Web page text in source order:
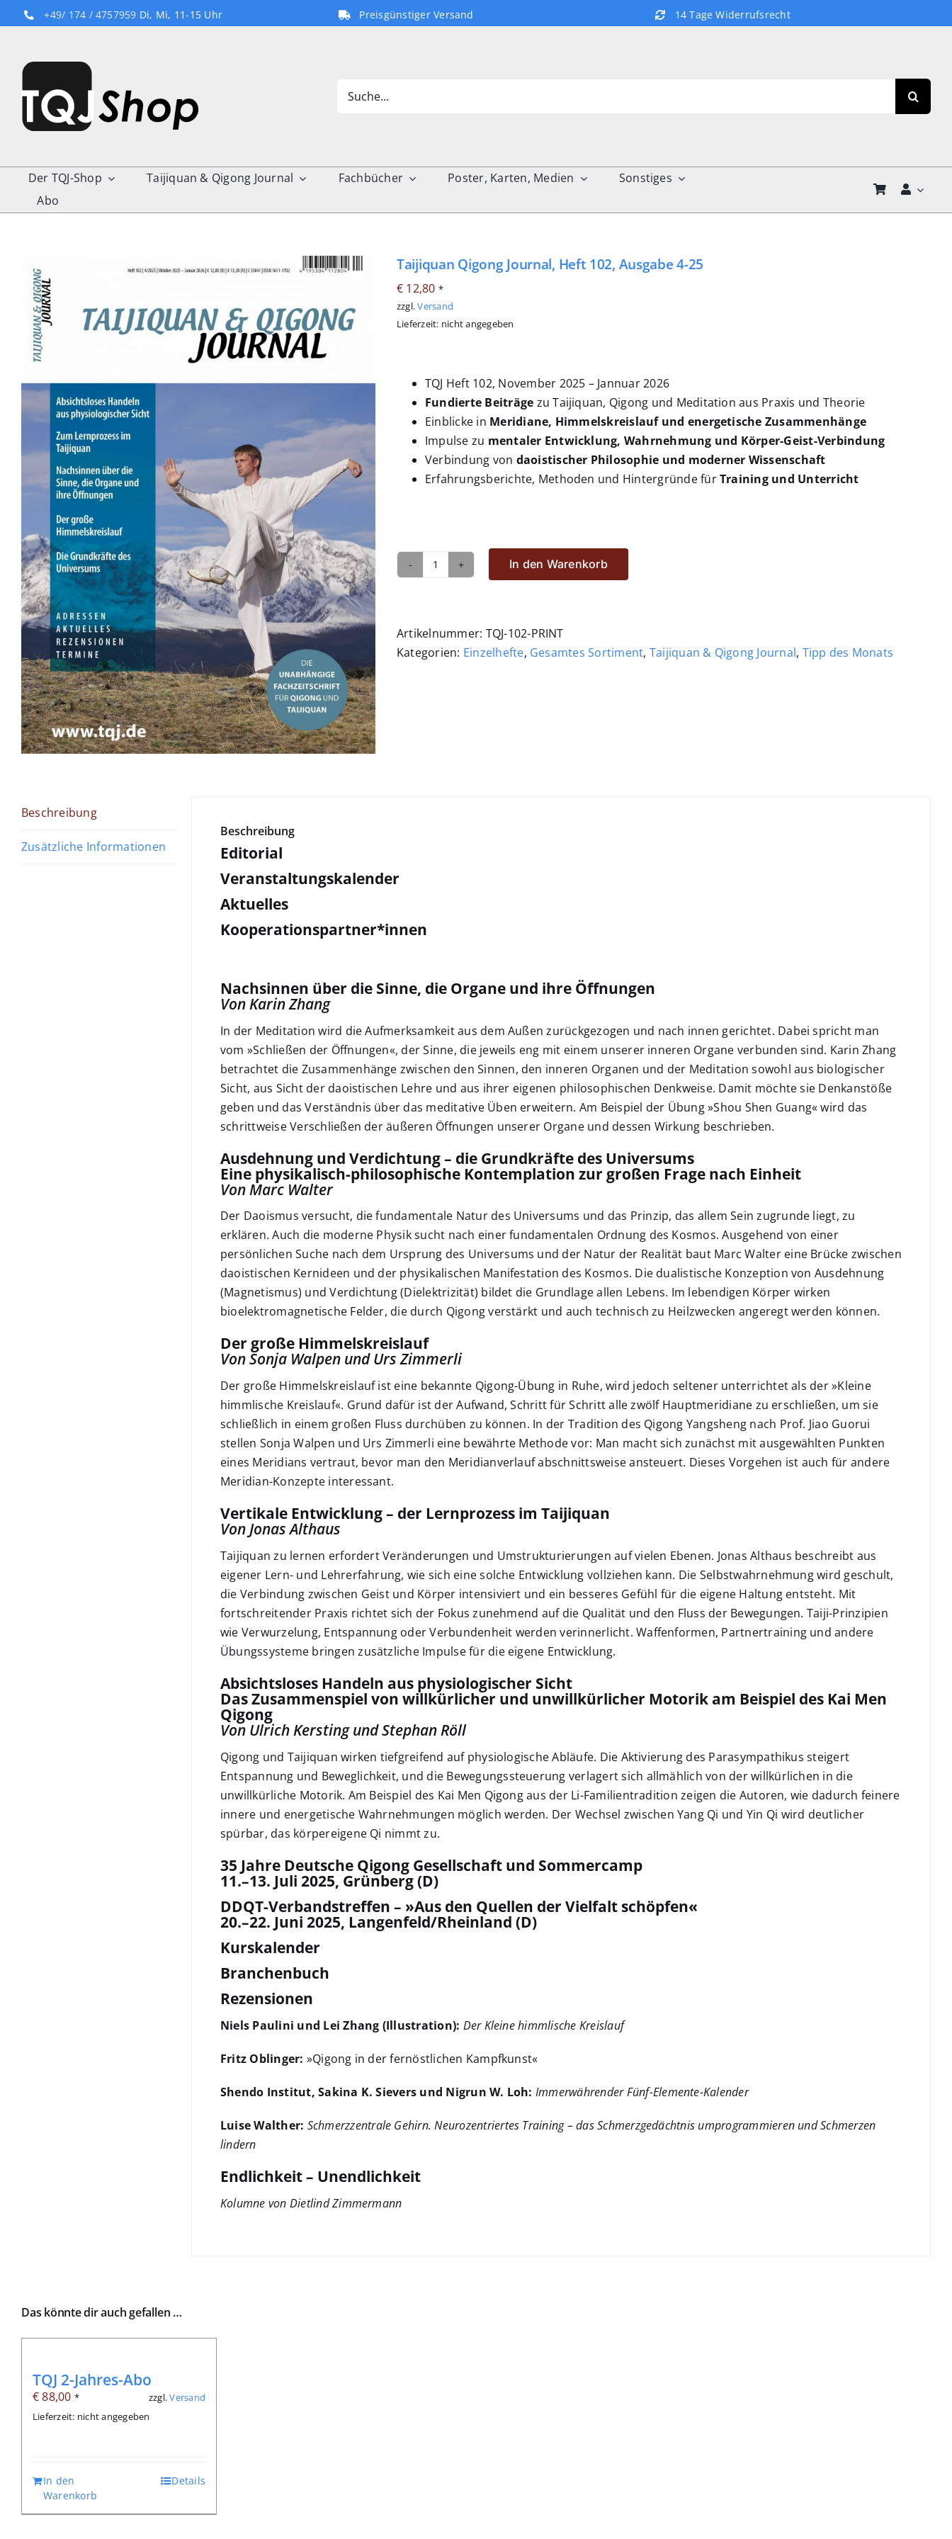
to
+49/ 174 / 4757959 Di, Mi, 11-15 Uhr Preisgünstiger Versand 14 Tage Widerrufsrecht
for:
Der TQJ-Shop Taijiquan & Qigong Journal Fachbücher Poster, Karten, Medien
Sonstiges
Abo
Taijiquan Qigong Journal, Heft 102, Ausgabe 4-25
€ 12,80 *
zzgl.Versand
Lieferzeit: nicht angegeben
TQJ Heft 102, November 2025 – Jannuar 2026
Fundierte Beiträge zu Taijiquan, Qigong und Meditation aus Praxis und Theorie
Einblicke in Meridiane, Himmelskreislauf und energetische Zusammenhänge
Impulse zu mentaler Entwicklung, Wahrnehmung und Körper-Geist-Verbindung
Verbindung von daoistischer Philosophie und moderner Wissenschaft
Erfahrungsberichte, Methoden und Hintergründe fürTraining und Unterricht
Taijiquan
Heft
102,
In den Warenkorb
Artikelnummer: TQJ-102-PRINT
Kategorien: Einzelhefte, Gesamtes Sortiment, Taijiquan & Qigong Journal, Tipp des Monats
Beschreibung
Zusätzliche Informationen
Beschreibung
Editorial
Veranstaltungskalender
Aktuelles
Kooperationspartner*innen
Nachsinnen über die Sinne, die Organe und ihre Öffnungen
Von Karin Zhang
In der Meditation wird die Aufmerksamkeit aus dem Außen zurückgezogen und nach innen gerichtet. Dabei spricht man
vom »Schließen der Öffnungen«, der Sinne, die jeweils eng mit einem unserer inneren Organe verbunden sind. Karin Zhang
betrachtet die Zusammenhänge zwischen den Sinnen, den inneren Organen und der Meditation sowohl aus biologischer
Sicht, aus Sicht der daoistischen Lehre und aus ihrer eigenen philosophischen Denkweise. Damit möchte sie Denkanstöße
geben und das Verständnis über das meditative Üben erweitern. Am Beispiel der Übung »Shou Shen Guang« wird das
schrittweise Verschließen der äußeren Öffnungen unserer Organe und dessen Wirkung beschrieben.
Ausdehnung und Verdichtung – die Grundkräfte des Universums
Eine physikalisch-philosophische Kontemplation zur großen Frage nach Einheit
Von Marc Walter
Der Daoismus versucht, die fundamentale Natur des Universums und das Prinzip, das allem Sein zugrunde liegt, zu
erklären. Auch die moderne Physik sucht nach einer fundamentalen Ordnung des Kosmos. Ausgehend von einer
persönlichen Suche nach dem Ursprung des Universums und der Natur der Realität baut Marc Walter eine Brücke zwischen
daoistischen Kernideen und der physikalischen Manifestation des Kosmos. Die dualistische Konzeption von Ausdehnung
(Magnetismus) und Verdichtung (Dielektrizität) bildet die Grundlage allen Lebens. Im lebendigen Körper wirken
bioelektromagnetische Felder, die durch Qigong verstärkt und auch technisch zu Heilzwecken angeregt werden können.
Der große Himmelskreislauf
Von Sonja Walpen und Urs Zimmerli
Der große Himmelskreislauf ist eine bekannte Qigong-Übung in Ruhe, wird jedoch seltener unterrichtet als der »Kleine
himmlische Kreislauf«. Grund dafür ist der Aufwand, Schritt für Schritt alle zwölf Hauptmeridiane zu erschließen, um sie
schließlich in einem großen Fluss durchüben zu können. In der Tradition des Qigong Yangsheng nach Prof. Jiao Guorui
stellen Sonja Walpen und Urs Zimmerli eine bewährte Methode vor: Man macht sich zunächst mit ausgewählten Punkten
eines Meridians vertraut, bevor man den Meridianverlauf abschnittsweise ansteuert. Dieses Vorgehen ist auch für andere
Meridian-Konzepte interessant.
Vertikale Entwicklung – der Lernprozess im Taijiquan
Von Jonas Althaus
Taijiquan zu lernen erfordert Veränderungen und Umstrukturierungen auf vielen Ebenen. Jonas Althaus beschreibt aus
eigener Lern- und Lehrerfahrung, wie sich eine solche Entwicklung vollziehen kann. Die Selbstwahrnehmung wird geschult,
die Verbindung zwischen Geist und Körper intensiviert und ein besseres Gefühl für die eigene Haltung entsteht. Mit
fortschreitender Praxis richtet sich der Fokus zunehmend auf die Qualität und den Fluss der Bewegungen. Taiji-Prinzipien
wie Verwurzelung, Entspannung oder Verbundenheit werden verinnerlicht. Waffenformen, Partnertraining und andere
Übungssysteme bringen zusätzliche Impulse für die eigene Entwicklung.
Absichtsloses Handeln aus physiologischer Sicht
Das Zusammenspiel von willkürlicher und unwillkürlicher Motorik am Beispiel des Kai Men
Qigong
Von Ulrich Kersting und Stephan Röll
Qigong und Taijiquan wirken tiefgreifend auf physiologische Abläufe. Die Aktivierung des Parasympathikus steigert
Entspannung und Beweglichkeit, und die Bewegungssteuerung verlagert sich allmählich von der willkürlichen in die
unwillkürliche Motorik. Am Beispiel des Kai Men Qigong aus der Li-Familientradition zeigen die Autoren, wie dadurch feinere
innere und energetische Wahrnehmungen möglich werden. Der Wechsel zwischen Yang Qi und Yin Qi wird deutlicher
spürbar, das körpereigene Qi nimmt zu.
35 Jahre Deutsche Qigong Gesellschaft und Sommercamp
11.–13. Juli 2025, Grünberg (D)
DDQT-Verbandstreffen – »Aus den Quellen der Vielfalt schöpfen«
20.–22. Juni 2025, Langenfeld/Rheinland (D)
Kurskalender
Branchenbuch
Rezensionen
Niels Paulini und Lei Zhang (Illustration): Der Kleine himmlische Kreislauf
Fritz Oblinger: »Qigong in der fernöstlichen Kampfkunst«
Shendo Institut, Sakina K. Sievers und Nigrun W. Loh: Immerwährender Fünf-Elemente-Kalender
Luise Walther: Schmerzzentrale Gehirn. Neurozentriertes Training – das Schmerzgedächtnis umprogrammieren und Schmerzen
lindern
Endlichkeit – Unendlichkeit
Kolumne von Dietlind Zimmermann
Das könnte dir auch gefallen …
TQJ 2-Jahres-Abo
€88,00 * zzgl.Versand
Lieferzeit: nicht angegeben
In den
Warenkorb
Details